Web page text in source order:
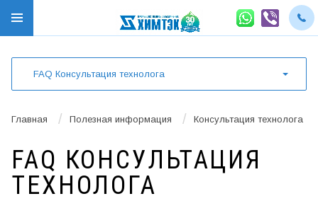
FAQ Консультация технолога
Главная / Полезная информация / Консультация технолога
FAQ КОНСУЛЬТАЦИЯ
ТЕХНОЛОГА